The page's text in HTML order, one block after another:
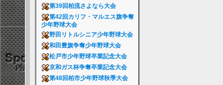
第39回柏流さよなら大会
第42回カリフ・マルエス旗争奪
少年野球大会
野田リトルシニア少年野球大会
和田豊旗争奪少年野球大会
松戸市少年野球卒業記念大会
京和ガス杯争奪卒業記念大会
第48回柏市少年野球秋季大会